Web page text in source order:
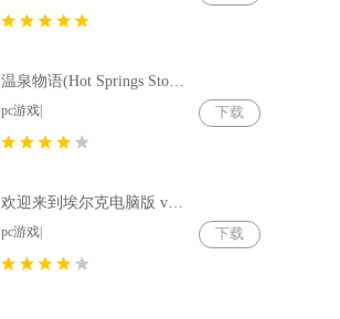
温泉物语(Hot Springs Story) v2.79
pc游戏| 下载
欢迎来到埃尔克电脑版 v1.22.4
pc游戏| 下载